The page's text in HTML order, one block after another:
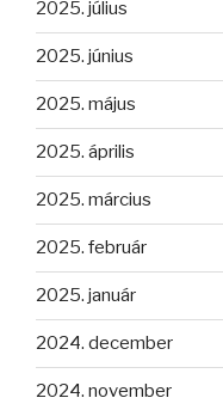
2025. július
2025. június
2025. május
2025. április
2025. március
2025. február
2025. január
2024. december
2024. november